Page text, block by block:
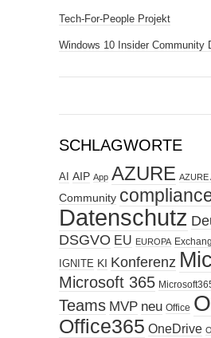
Tech-For-People Projekt
Windows 10 Insider Community
SCHLAGWORTE
AI AIP App AZURE AZURE
Community
Datenschutz
DSGVO EU EUROPA
IGNITE KI Konferenz
Microsoft 365
Teams MVP neu Office
Office365 OneDrive